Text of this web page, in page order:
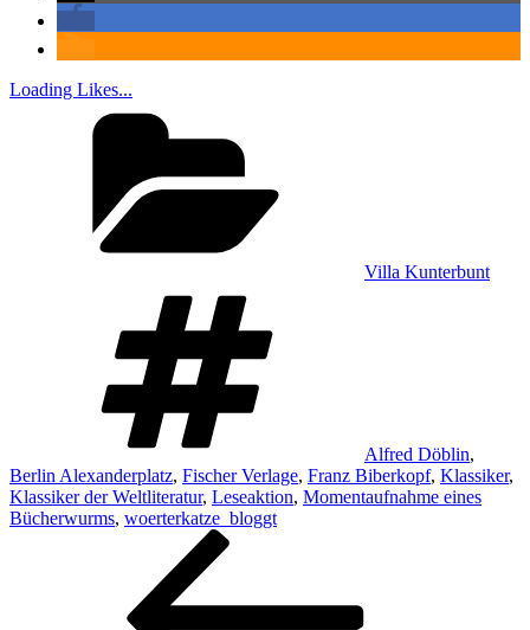
Loading Likes...
Villa Kunterbunt
Alfred Döblin,
Berlin Alexanderplatz, Fischer Verlage, Franz Biberkopf, Klassiker,
Klassiker der Weltliteratur, Leseaktion, Momentaufnahme eines
Bücherwurms, woerterkatze_bloggt
Beitragsnavigation